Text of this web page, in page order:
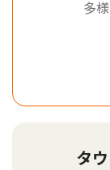
多
タ